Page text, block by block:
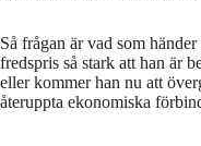
Så frågan är vad som
fredspris så stark att han är
eller kommer han nu att
återuppta ekonomiska